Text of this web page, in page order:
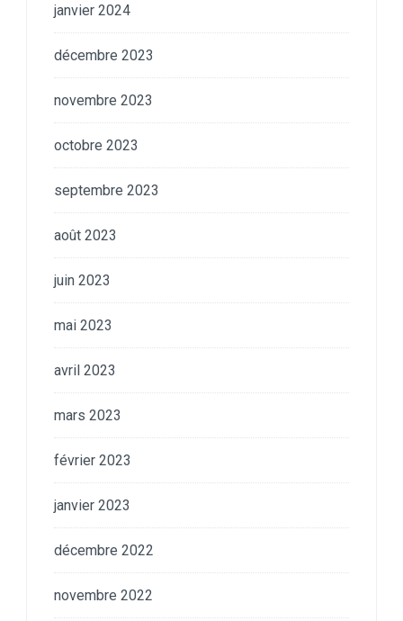
janvier 2024
décembre 2023
novembre 2023
octobre 2023
septembre 2023
août 2023
juin 2023
mai 2023
avril 2023
mars 2023
février 2023
janvier 2023
décembre 2022
novembre 2022